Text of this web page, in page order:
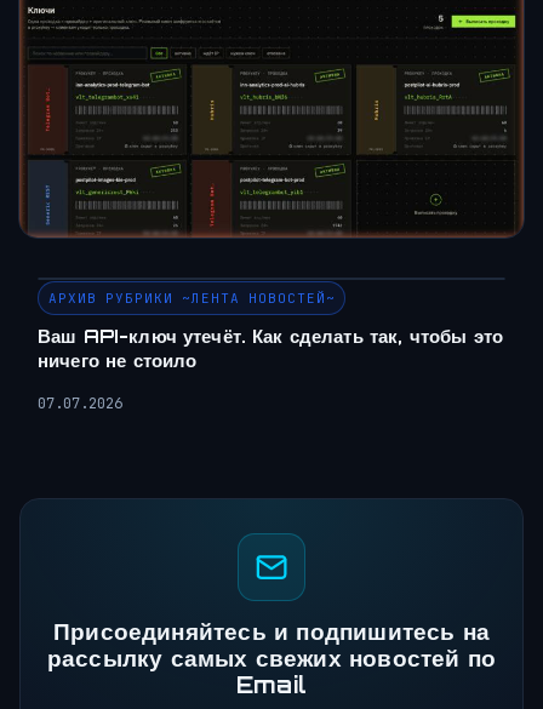
АРХИВ РУБРИКИ ~ЛЕНТА НОВОСТЕЙ~
Ваш API-ключ утечёт. Как сделать так, чтобы это
ничего не стоило
07.07.2026
Присоединяйтесь и подпишитесь на
рассылку самых свежих новостей по
Email